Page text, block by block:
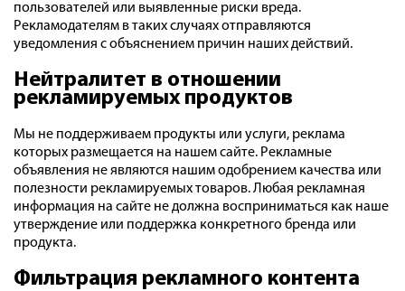
пользователей или выявленные риски вреда.
Рекламодателям в таких случаях отправляются
уведомления с объяснением причин наших действий.
Нейтралитет в отношении
рекламируемых продуктов
Мы не поддерживаем продукты или услуги, реклама
которых размещается на нашем сайте. Рекламные
объявления не являются нашим одобрением качества или
полезности рекламируемых товаров. Любая рекламная
информация на сайте не должна восприниматься как наше
утверждение или поддержка конкретного бренда или
продукта.
Фильтрация рекламного контента